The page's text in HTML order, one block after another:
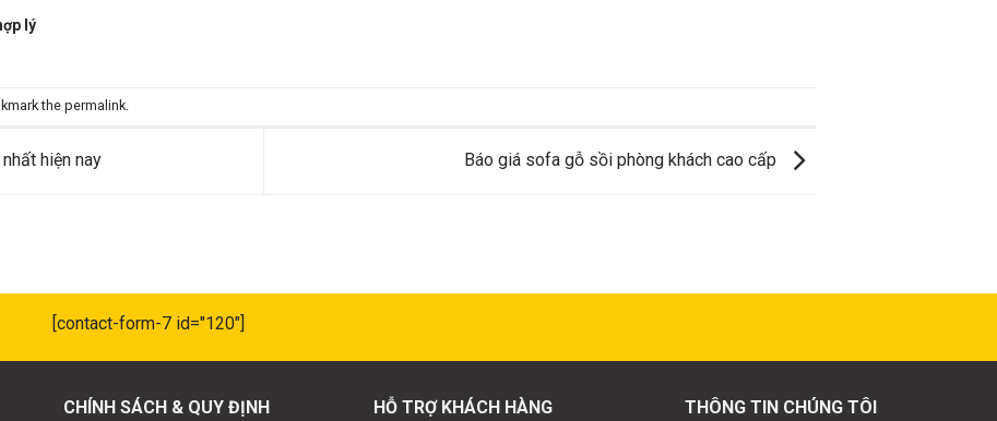
lý
thepermalink
hiện nay Báo giá sofa gỗ sồi phòng khách cao cấp
[contact-form-7 id="120"]
CHÍNH SÁCH & QUY ĐỊNH HỖ TRỢ KHÁCH HÀNG THÔNG TIN CHÚNG TÔI